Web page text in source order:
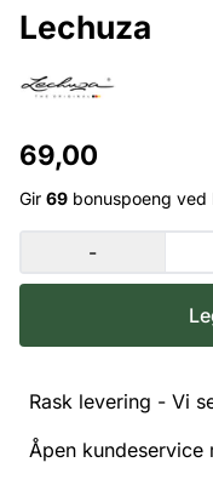
Lechuza
69,00
Gir 69 bonuspoeng ved
-
Rask levering - Vi
Åpen kundeservice